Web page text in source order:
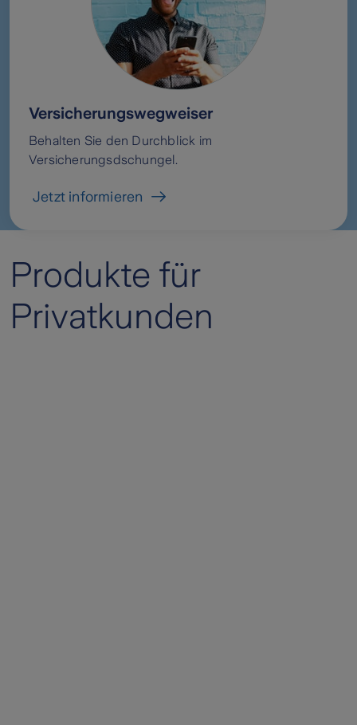
Versicherungswegweiser
Behalten Sie den Durchblick im
Versicherungsdschungel.
Jetzt informieren
Produkte für
Privatkunden